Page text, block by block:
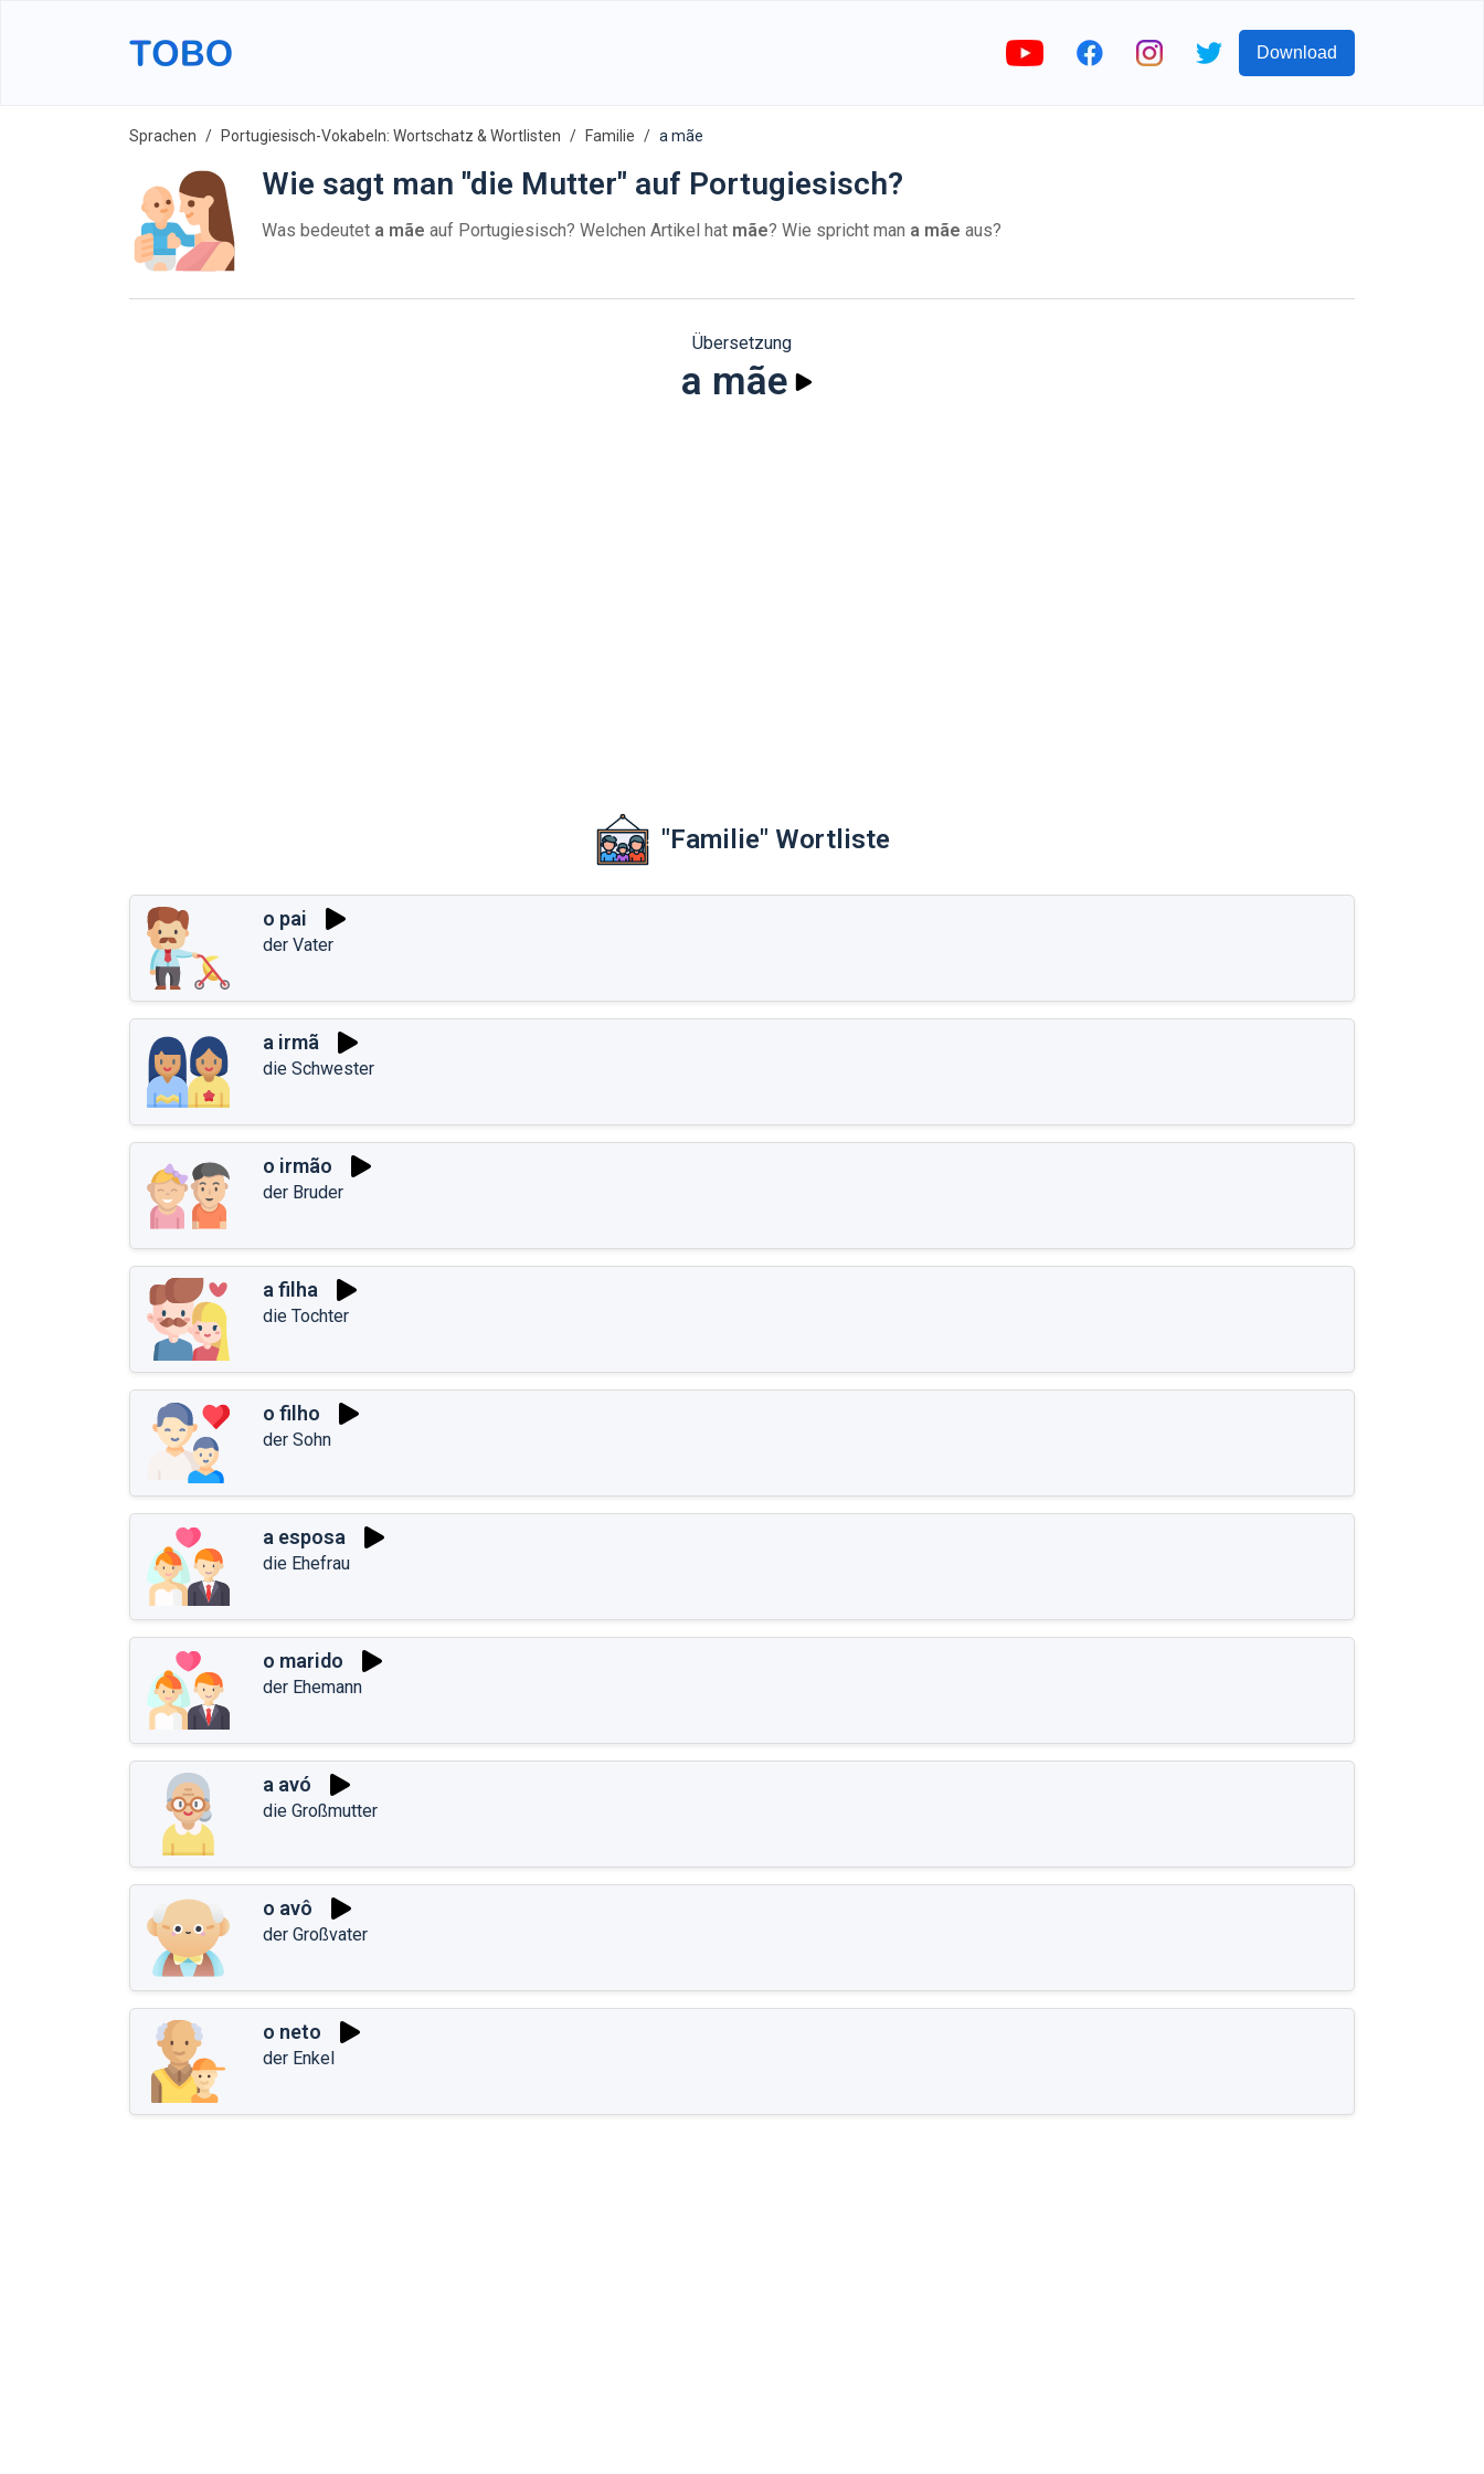
Download
Sprachen Portugiesisch-Vokabeln: Wortschatz & Wortlisten Familie a mãe
Wie sagt man "die Mutter" auf Portugiesisch?
Was bedeutet a mãe auf Portugiesisch? Welchen Artikel hat mãe? Wie spricht man a mãe aus?
Übersetzung
a mãe
"Familie" Wortliste
o pai
der Vater
a irmã
die Schwester
o irmão
der Bruder
a filha
die Tochter
o filho
der Sohn
a esposa
die Ehefrau
o marido
der Ehemann
a avó
die Großmutter
o avô
der Großvater
o neto
der Enkel